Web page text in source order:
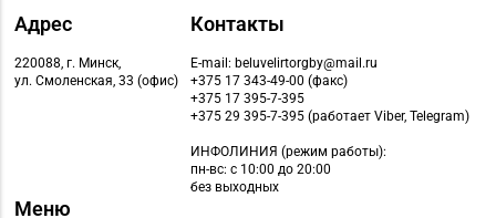
Адрес
220088, г. Минск,
ул. Смоленская, 33 (офис)
Контакты
E-mail: beluvelirtorgby@mail.ru
+375 17 343-49-00 (факс)
+375 17 395-7-395
+375 29 395-7-395 (работает Viber, Telegram)
ИНФОЛИНИЯ (режим работы):
пн-вс: с 10:00 до 20:00
без выходных
Меню